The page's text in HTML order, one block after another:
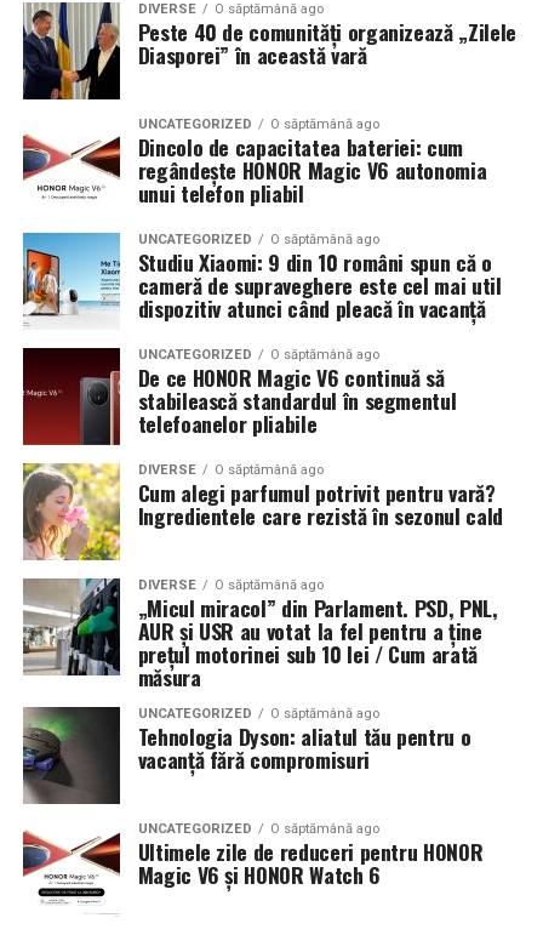
DIVERSE O săptămână ago
Peste 40 de comunități organizează „Zilele
Diasporei” în această vară
UNCATEGORIZED O săptămână ago
Dincolo de capacitatea bateriei: cum
regândește HONOR Magic V6 autonomia
unui telefon pliabil
UNCATEGORIZED O săptămână ago
Studiu Xiaomi: 9 din 10 români spun că o
cameră de supraveghere este cel mai util
dispozitiv atunci când pleacă în vacanță
UNCATEGORIZED O săptămână ago
De ce HONOR Magic V6 continuă să
stabilească standardul în segmentul
telefoanelor pliabile
DIVERSE O săptămână ago
Cum alegi parfumul potrivit pentru vară?
Ingredientele care rezistă în sezonul cald
DIVERSE O săptămână ago
„Micul miracol” din Parlament. PSD, PNL,
AUR și USR au votat la fel pentru a ține
prețul motorinei sub 10 lei / Cum arată
măsura
UNCATEGORIZED O săptămână ago
Tehnologia Dyson: aliatul tău pentru o
vacanță fără compromisuri
UNCATEGORIZED O săptămână ago
Ultimele zile de reduceri pentru HONOR
Magic V6 și HONOR Watch 6